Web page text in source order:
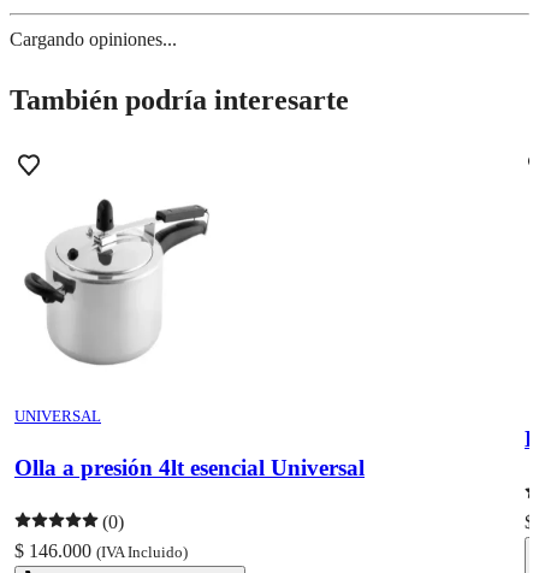
Cargando opiniones...
También podría interesarte
UNIVERSAL
Olla a presión 4lt esencial Universal
(0)
$ 146.000 (IVA Incluido)
$